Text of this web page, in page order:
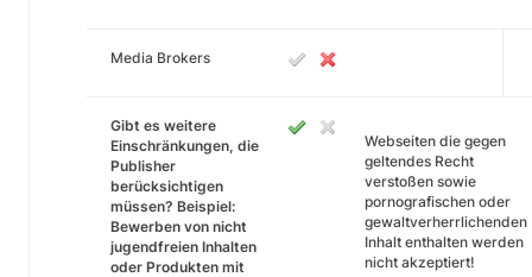
Media Brokers
Gibt es weitere
Einschränkungen, die
Publisher
berücksichtigen
müssen? Beispiel:
Bewerben von nicht
jugendfreien Inhalten
oder Produkten mit
Webseiten die gegen
geltendes Recht
verstoßen sowie
pornografischen oder
gewaltverherrlichenden
Inhalt enthalten werden
nicht akzeptiert!